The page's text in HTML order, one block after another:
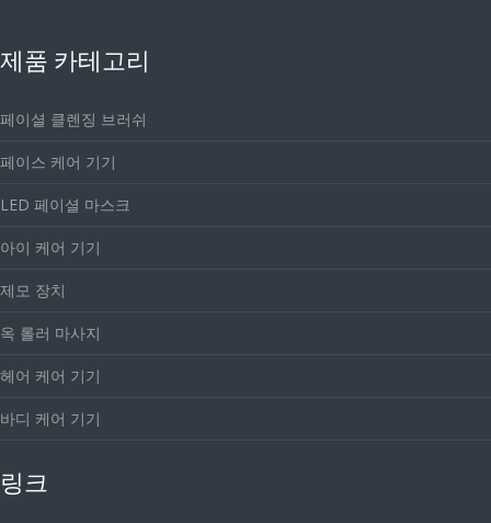
제품 카테고리
페이셜 클렌징 브러쉬
페이스 케어 기기
LED 페이셜 마스크
아이 케어 기기
제모 장치
옥 롤러 마사지
헤어 케어 기기
바디 케어 기기
링크